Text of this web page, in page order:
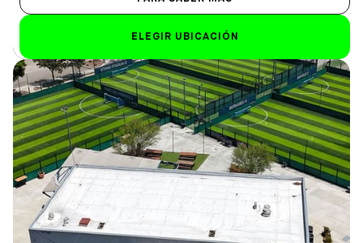
ELEGIR UBICACIÓN
HORARIO DE
APERTURA
De lunes a viernes
14:00 - 23:00 (23:30
el viernes)
Sáb-Dom
9.00 h - 22.00 h
DIRECCIÓN
11747 Stadium Way, Rancho
Cucamonga, CA 91730
Cómo llegar
TELÉFONO
(909) 774-1130
ranchocucamonga@sofive.com